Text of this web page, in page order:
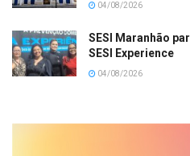
04/08/2026
SESI Maranhão
SESI Experience
04/08/2026